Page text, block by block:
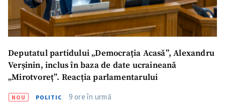
Deputatul partidului „Democrația Acasă”, Alexandru
Verșinin, inclus în baza de date ucraineană
„Mirotvoreț”. Reacția parlamentarului
NOU POLITIC 9 ore în urmă